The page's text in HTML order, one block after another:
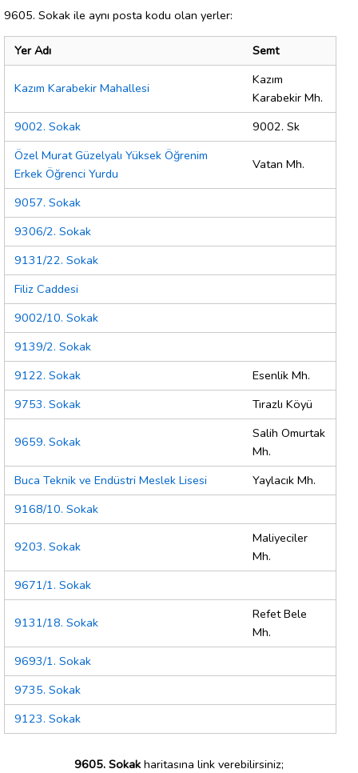
9605. Sokak ile aynı posta kodu olan yerler:
Yer Adı Semt
Kazım Karabekir Mahallesi
Kazım
Karabekir Mh.
9002. Sokak
9002. Sk
Özel Murat Güzelyalı Yüksek Öğrenim
Erkek Öğrenci Yurdu
Vatan Mh.
9057. Sokak
9306/2. Sokak
9131/22. Sokak
Filiz Caddesi
9002/10. Sokak
9139/2. Sokak
9122. Sokak
Esenlik Mh.
9753. Sokak
Tırazlı Köyü
9659. Sokak
Salih Omurtak
Mh.
Buca Teknik ve Endüstri Meslek Lisesi
Yaylacık Mh.
9168/10. Sokak
9203. Sokak
Maliyeciler
Mh.
9671/1. Sokak
9131/18. Sokak
Refet Bele
Mh.
9693/1. Sokak
9735. Sokak
9123. Sokak
9605. Sokak haritasına link verebilirsiniz;